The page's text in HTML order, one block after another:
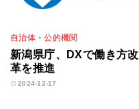
自治体・公的機関
新潟県庁、DXで働き方改
革を推進
2024-12-17